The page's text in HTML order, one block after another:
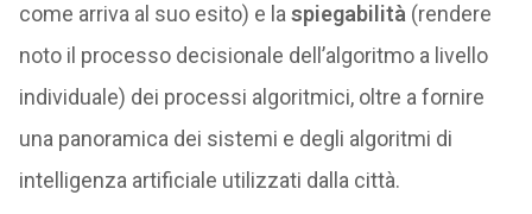
come arriva al suo esito) e la spiegabilità (rendere
noto il processo decisionale dell’algoritmo a livello
individuale) dei processi algoritmici, oltre a fornire
una panoramica dei sistemi e degli algoritmi di
intelligenza artificiale utilizzati dalla città.